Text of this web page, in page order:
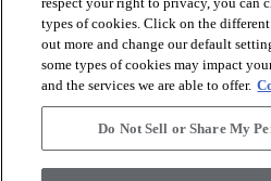
ONZE DIENSTEN
OVER ONS
types of cookies. Click on the
out more and change our default
some types of cookies may impact
and the services we are able to offer.
Do Not Sell or Share My